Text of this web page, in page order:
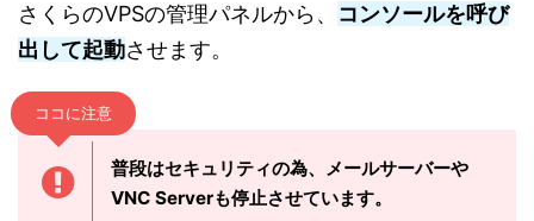
さくらのVPSの管理パネルから、 コンソールを呼び
出して起動させます。
ココに注意
普段はセキュリティの為、メールサーバーや
VNC Serverも停止させています。